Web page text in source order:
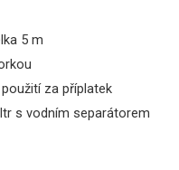
5 m
použití za příplatek
s vodním separátorem